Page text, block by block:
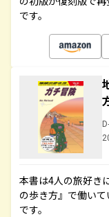
です。
本書は4人の旅好き
の歩き方』で働い
です。